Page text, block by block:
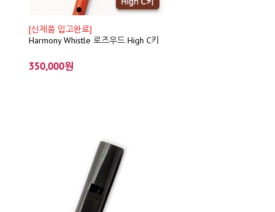
[신제품 입고완료]
Harmony Whistle 로즈우드 High C키
350,000원